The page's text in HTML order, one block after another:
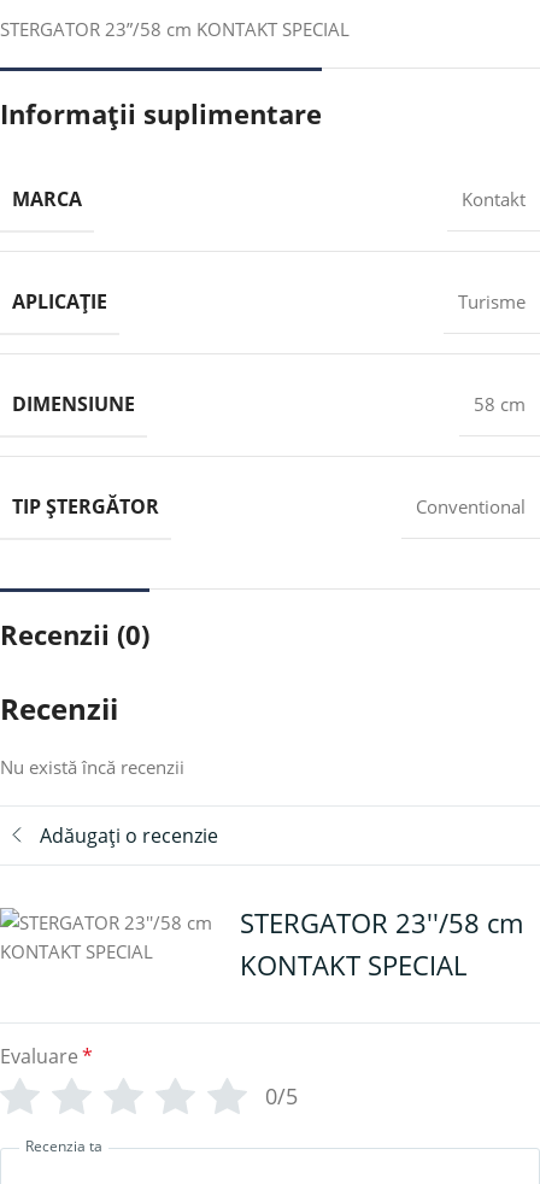
STERGATOR 23”/58 cm KONTAKT SPECIAL
Informații suplimentare
MARCA Kontakt
APLICAȚIE Turisme
DIMENSIUNE 58 cm
TIP ȘTERGĂTOR Conventional
Recenzii (0)
Recenzii
Nu există încă recenzii
Adăugați o recenzie
STERGATOR 23''/58 cm
KONTAKT SPECIAL
Evaluare*
0/5
Recenzia ta